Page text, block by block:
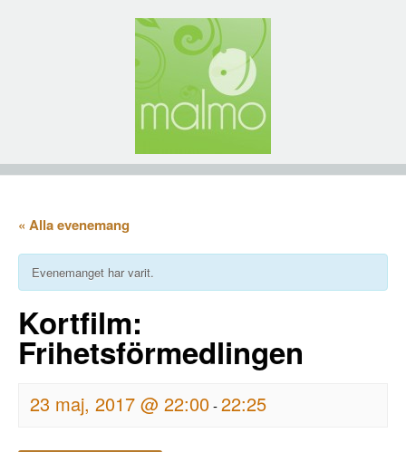
« Alla evenemang
Evenemanget har varit.
Kortfilm:
Frihetsförmedlingen
23 maj, 2017 @ 22:00-22:25